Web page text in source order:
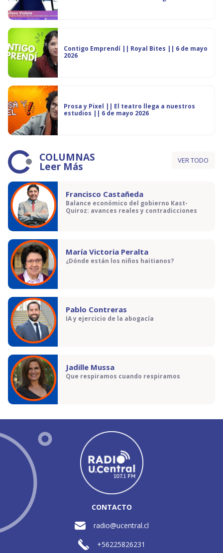
Contigo Emprendí || Royal Bites || 6 de mayo
2026
Prosa y Pixel || El teatro llega a nuestros
estudios || 6 de mayo 2026
COLUMNAS
Leer Más VER TODO
Francisco Castañeda
Balance económico del gobierno Kast-
Quiroz: avances reales y contradicciones
María Victoria Peralta
¿Dónde están los niños haitianos?
Pablo Contreras
IA y ejercicio de la abogacía
Jadille Mussa
Que respiramos cuando respiramos
CONTACTO
radio@ucentral.cl
+56225826231